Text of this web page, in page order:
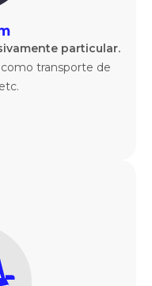
particular.
transporte de